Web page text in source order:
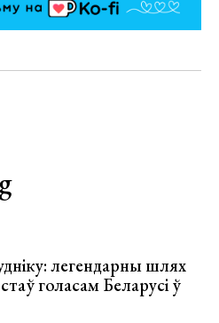
легендарны шлях
голасам Беларусі ў